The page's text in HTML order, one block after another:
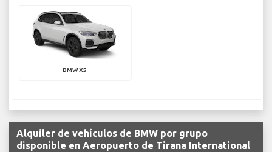
BMW X5
Alquiler de vehículos de BMW por grupo
disponible en Aeropuerto de Tirana International